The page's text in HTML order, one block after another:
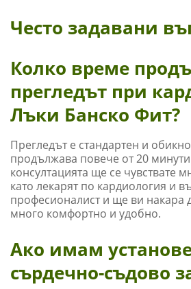
Често задавани
Колко време
прегледът при
Лъки Банско Фит?
Прегледът е стандартен и
продължава повече от 20
консултацията ще се чувствате
като лекарят по кардиология и
професионалист и ще ви накара
много комфортно и удобно.
Ако имам
сърдечно-съдово